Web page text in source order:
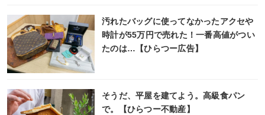
汚れたバッグに使ってなかったアクセや
時計が55万円で売れた！一番高値がつい
たのは…【ひらつー広告】
そうだ、平屋を建てよう。高級食パン
で。【ひらつー不動産】